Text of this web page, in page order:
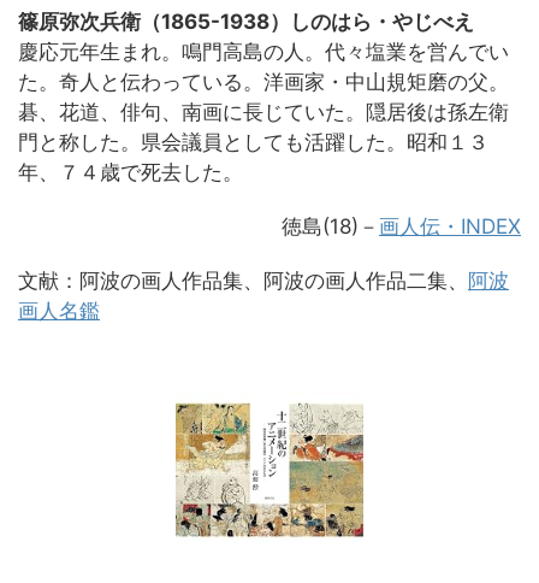
篠原弥次兵衛（1865-1938）しのはら・やじべえ
慶応元年生まれ。鳴門高島の人。代々塩業を営んでい
た。奇人と伝わっている。洋画家・中山規矩磨の父。
碁、花道、俳句、南画に長じていた。隠居後は孫左衛
門と称した。県会議員としても活躍した。昭和１３
年、７４歳で死去した。
徳島(18) － 画人伝・INDEX
文献：阿波の画人作品集、阿波の画人作品二集、 阿波
画人名鑑